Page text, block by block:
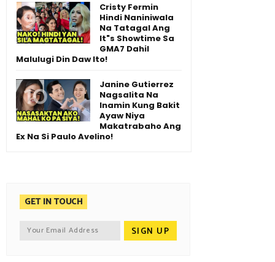
Cristy Fermin
Hindi Naniniwala
Na Tatagal Ang
It"s Showtime Sa
GMA7 Dahil
Malulugi Din Daw Ito!
Janine Gutierrez
Nagsalita Na
Inamin Kung Bakit
Ayaw Niya
Makatrabaho Ang
Ex Na Si Paulo Avelino!
GET IN TOUCH